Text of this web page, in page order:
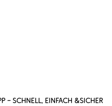
– SCHNELL, EINFACH &SICHER